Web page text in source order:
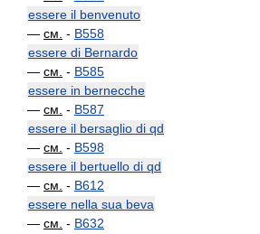
essere il benvenuto
— см. - B558
essere di Bernardo
— см. - B585
essere in bernecche
— см. - B587
essere il bersaglio di qd
— см. - B598
essere il bertuello di qd
— см. - B612
essere nella sua beva
— см. - B632